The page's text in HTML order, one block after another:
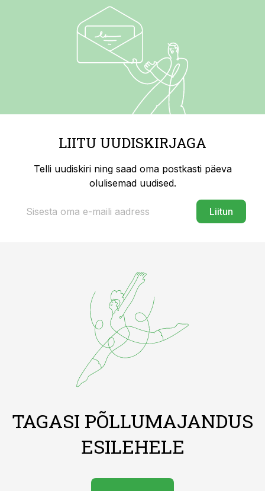
LIITU UUDISKIRJAGA
Telli uudiskiri ning saad oma postkasti päeva
olulisemad uudised.
Liitun
TAGASI PÕLLUMAJANDUS
ESILEHELE